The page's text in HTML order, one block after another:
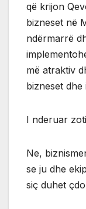
që krijon
bizneset në
ndërmarrë
më atraktiv
bizneset dhe
I nderuar
Ne,
se ju dhe
siç duhet